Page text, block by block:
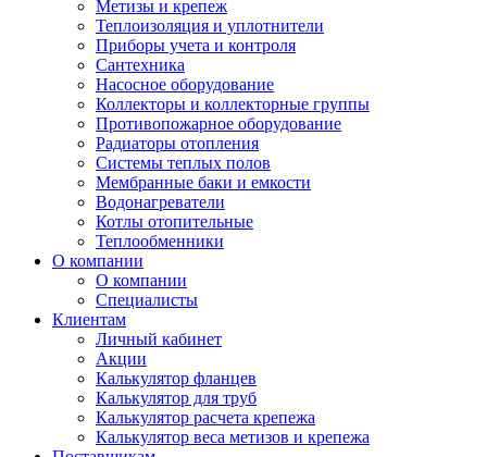
Метизы и крепеж
Теплоизоляция и уплотнители
Приборы учета и контроля
Сантехника
Насосное оборудование
Коллекторы и коллекторные группы
Противопожарное оборудование
Радиаторы отопления
Системы теплых полов
Мембранные баки и емкости
Водонагреватели
Котлы отопительные
Теплообменники
О компании
О компании
Специалисты
Клиентам
Личный кабинет
Акции
Калькулятор фланцев
Калькулятор для труб
Калькулятор расчета крепежа
Калькулятор веса метизов и крепежа